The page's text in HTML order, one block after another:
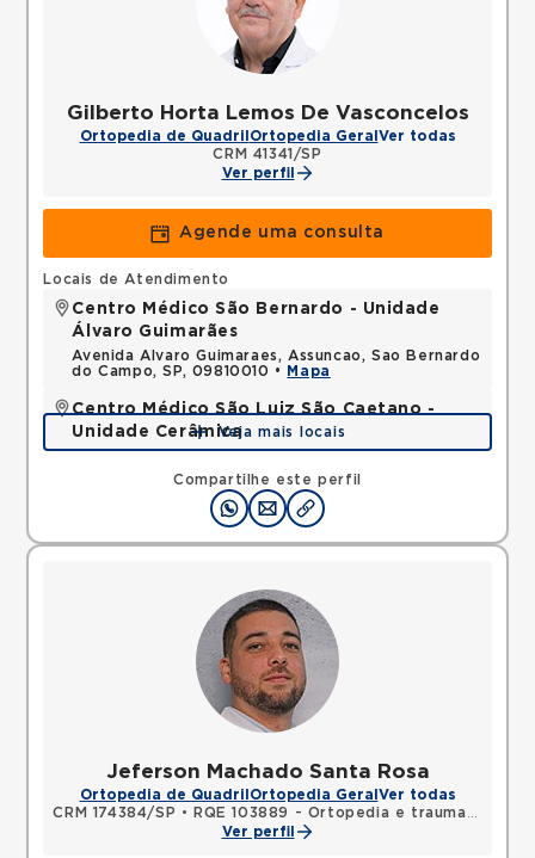
Gilberto Horta Lemos De Vasconcelos
Ortopedia de Quadril Ortopedia Geral Ver todas
CRM 41341/SP
Ver perfil
Agende uma consulta
Compartilhe este perfil
Locais de Atendimento
Centro Médico São Bernardo - Unidade
Álvaro Guimarães
Avenida Alvaro Guimaraes, Assuncao, Sao Bernardo
do Campo, SP, 09810010 •
Mapa
Centro Médico São Luiz São Caetano -
Unidade Cerâmica
Alameda Caulim, Ceramica, Sao Caetano do Sul,
SP, 09531195 •
Veja mais locais
Jeferson Machado Santa Rosa
Ortopedia de Quadril Ortopedia Geral Ver todas
CRM 174384/SP •
RQE 103889 - Ortopedia e traumatologia
Ver perfil